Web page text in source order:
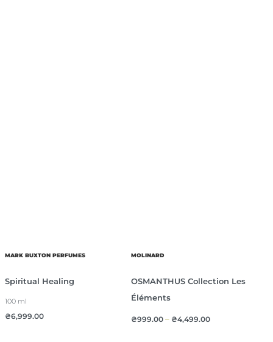
MARK BUXTON PERFUMES
Spiritual Healing
100 ml
₴6,999.00
MOLINARD
OSMANTHUS Collection Les
Éléments
₴999.00 – ₴4,499.00